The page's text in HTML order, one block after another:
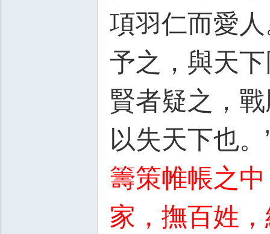
項羽仁而愛
予之，與天
賢者疑之，
以失天下也
籌策帷帳之
家，撫百姓